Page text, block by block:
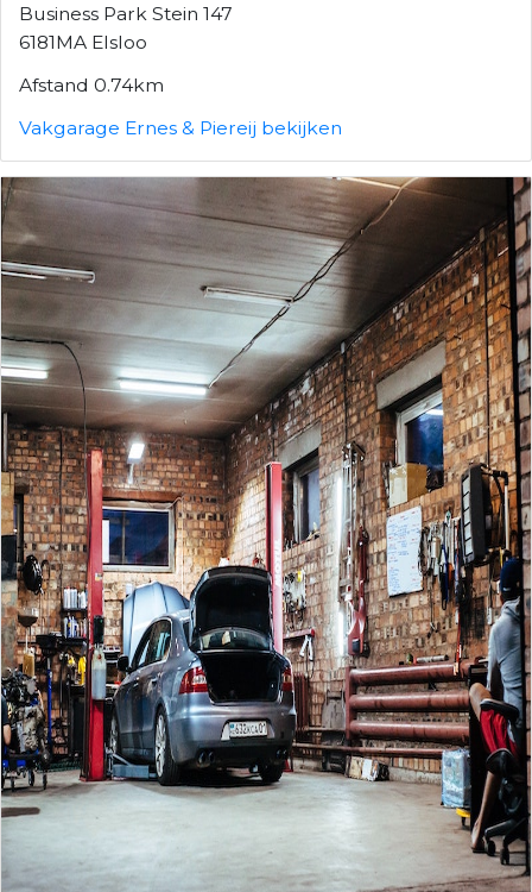
Business Park Stein 147
6181MA Elsloo
Afstand 0.74km
Vakgarage Ernes & Piereij bekijken